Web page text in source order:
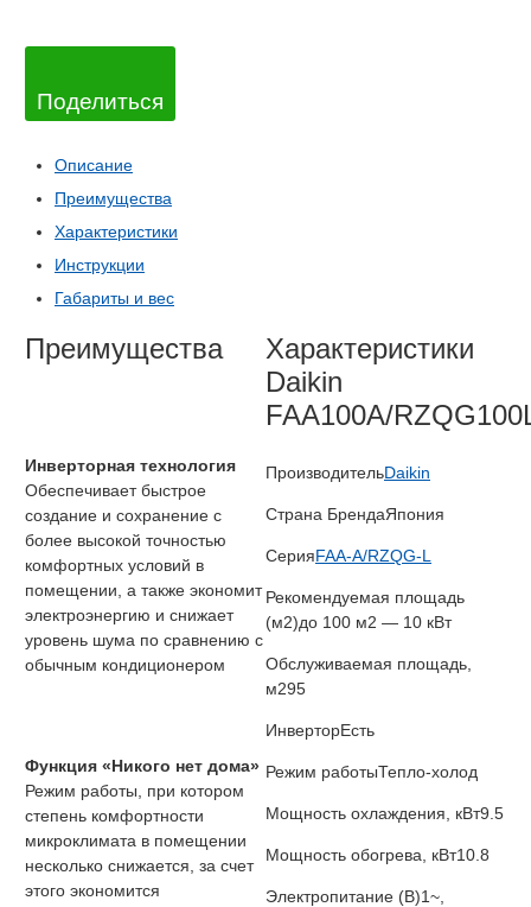
Поделиться
Описание
Преимущества
Характеристики
Инструкции
Габариты и вес
Преимущества
Инверторная технология
Обеспечивает быстрое
создание и сохранение с
более высокой точностью
комфортных условий в
помещении, а также экономит
электроэнергию и снижает
уровень шума по сравнению с
обычным кондиционером
Функция «Никого нет дома»
Режим работы, при котором
степень комфортности
микроклимата в помещении
несколько снижается, за счет
этого экономится
Характеристики
Daikin
FAA100A/
ПроизводительDaikin
Страна БрендаЯпония
СерияFAA-A/RZQG-L
Рекомендуемая площадь
(м2)до 100 м2 — 10 кВт
Обслуживаемая площадь,
м295
ИнверторЕсть
Режим работыТепло-холод
Мощность охлаждения, кВт9.5
Мощность обогрева, кВт10.8
Электропитание (В)1~,